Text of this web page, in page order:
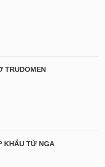
TRUDOMEN
KHẨU TỪ NGA